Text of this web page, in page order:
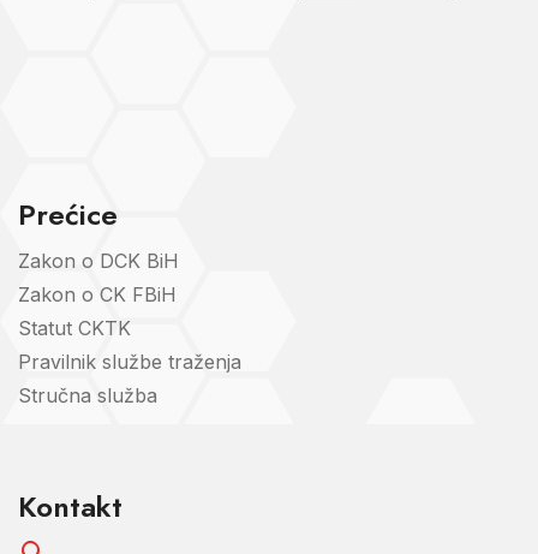
Prećice
Zakon o DCK BiH
Zakon o CK FBiH
Statut CKTK
Pravilnik službe traženja
Stručna služba
Kontakt